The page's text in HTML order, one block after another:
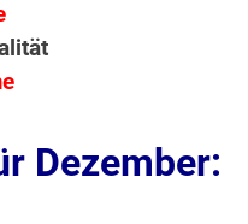
Dezember: